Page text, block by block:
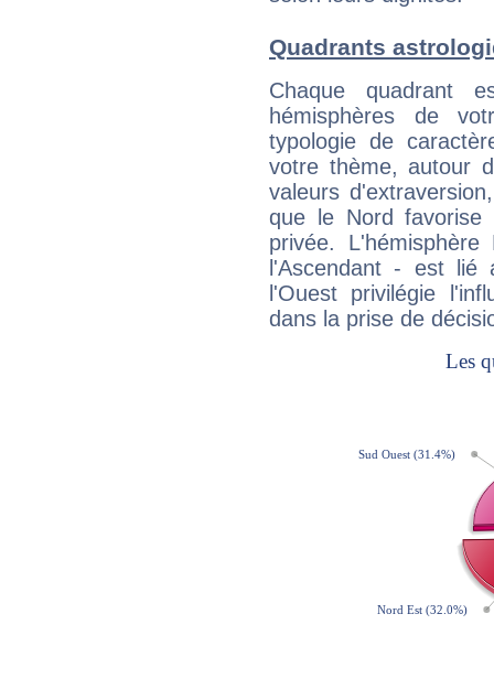
Quadrants
Chaque quadrant
hémisphères de
typologie de
votre thème, autour
valeurs
que le Nord favorise
privée.
l'Ascendant - est
l'Ouest privilégie
dans la prise de